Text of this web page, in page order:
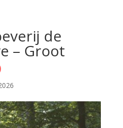
de
– Groot